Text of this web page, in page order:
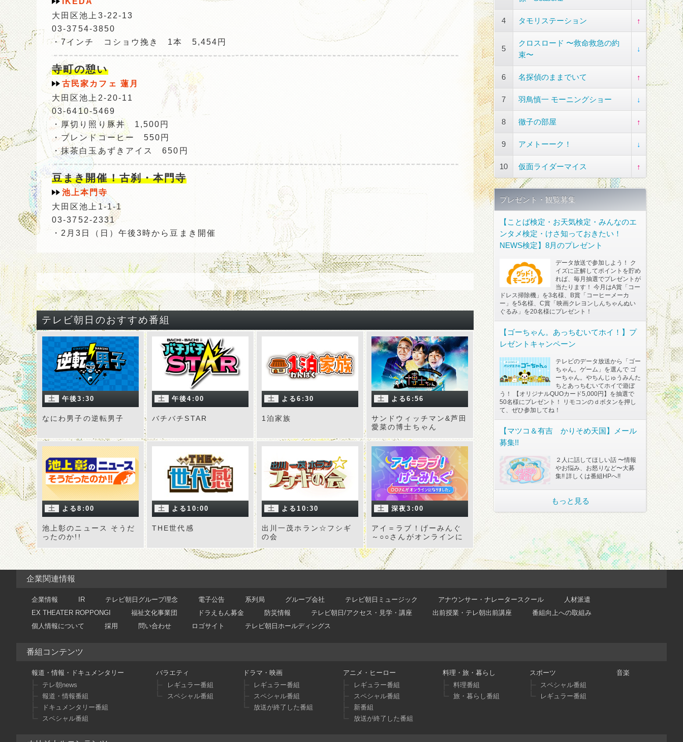
大田区池上3-22-13
03-3754-3850
・7インチ コショウ挽き 1本 5,454円
寺町の憩い
古民家カフェ 蓮月
大田区池上2-20-11
03-6410-5469
・厚切り照り豚丼 1,500円
・ブレンドコーヒー 550円
・抹茶白玉あずきアイス 650円
豆まき開催！古刹・本門寺
池上本門寺
大田区池上1-1-1
03-3752-2331
・2月3日（日）午後3時から豆まき開催
テレビ朝日のおすすめ番組
土 午後3:30
なにわ男子の逆転男子
土 午後4:00
バチバチSTAR
土 よる6:30
1泊家族
土 よる6:56
サンドウィッチマン&芦田
愛菜の博士ちゃん
土 よる8:00
池上彰のニュース そうだ
ったのか!!
土 よる10:00
THE世代感
土 よる10:30
出川一茂ホラン☆フシギ
の会
土 深夜3:00
アイ＝ラブ！げーみんぐ
～○○さんがオンラインに
4 タモリステーション ↑
5
クロスロード 〜救命救急の約
束〜
↓
6 名探偵のままでいて ↑
7 羽鳥慎一 モーニングショー ↓
8 徹子の部屋 ↑
9 アメトーーク！ ↓
10 仮面ライダーマイス ↑
プレゼント・観覧募集
【ことば検定・お天気検定・みんなのエ
ンタメ検定・けさ知っておきたい！
NEWS検定】8月のプレゼント
データ放送で参加しよう！ ク
イズに正解してポイントを貯め
れば、毎月抽選でプレゼントが
当たります！ 今月はA賞「コー
ドレス掃除機」を3名様、B賞「コーヒーメーカ
ー」を5名様、C賞「映画クレヨンしんちゃんぬい
ぐるみ」を20名様にプレゼント！
【ゴーちゃん。あっちむいてホイ！】プ
レゼントキャンペーン
テレビのデータ放送から「ゴー
ちゃん。ゲーム」を選んで ゴ
ーちゃん。やちんじゅうみんた
ちとあっちむいてホイで遊ぼ
う！ 【オリジナルQUOカード5,000円】を抽選で
50名様にプレゼント！ リモコンのｄボタンを押し
て、ぜひ参加してね！
【マツコ＆有吉 かりそめ天国】メール
募集!!
２人に話してほしい話 〜情報
やお悩み、お怒りなど〜大募
集!! 詳しくは番組HPへ!!
もっと見る
企業関連情報
企業情報 IR テレビ朝日グループ理念 電子公告 系列局 グループ会社 テレビ朝日ミュージック アナウンサー・ナレータースクール
人材派遣
EX THEATER ROPPONGI
福祉文化事業団 ドラえもん募金 防災情報 テレビ朝日/アクセス・見学・講座 出前授業・テレ朝出前講座
番組向上への取組み
個人情報について
採用 問い合わせ ロゴサイト テレビ朝日ホールディングス
番組コンテンツ
報道・情報・ドキュメンタリー
テレ朝news
報道・情報番組
ドキュメンタリー番組
スペシャル番組
バラエティ
レギュラー番組
スペシャル番組
ドラマ・映画
レギュラー番組
スペシャル番組
放送が終了した番組
アニメ・ヒーロー
レギュラー番組
スペシャル番組
新番組
放送が終了した番組
料理・旅・暮らし
料理番組
旅・暮らし番組
スポーツ
スペシャル番組
レギュラー番組
音楽